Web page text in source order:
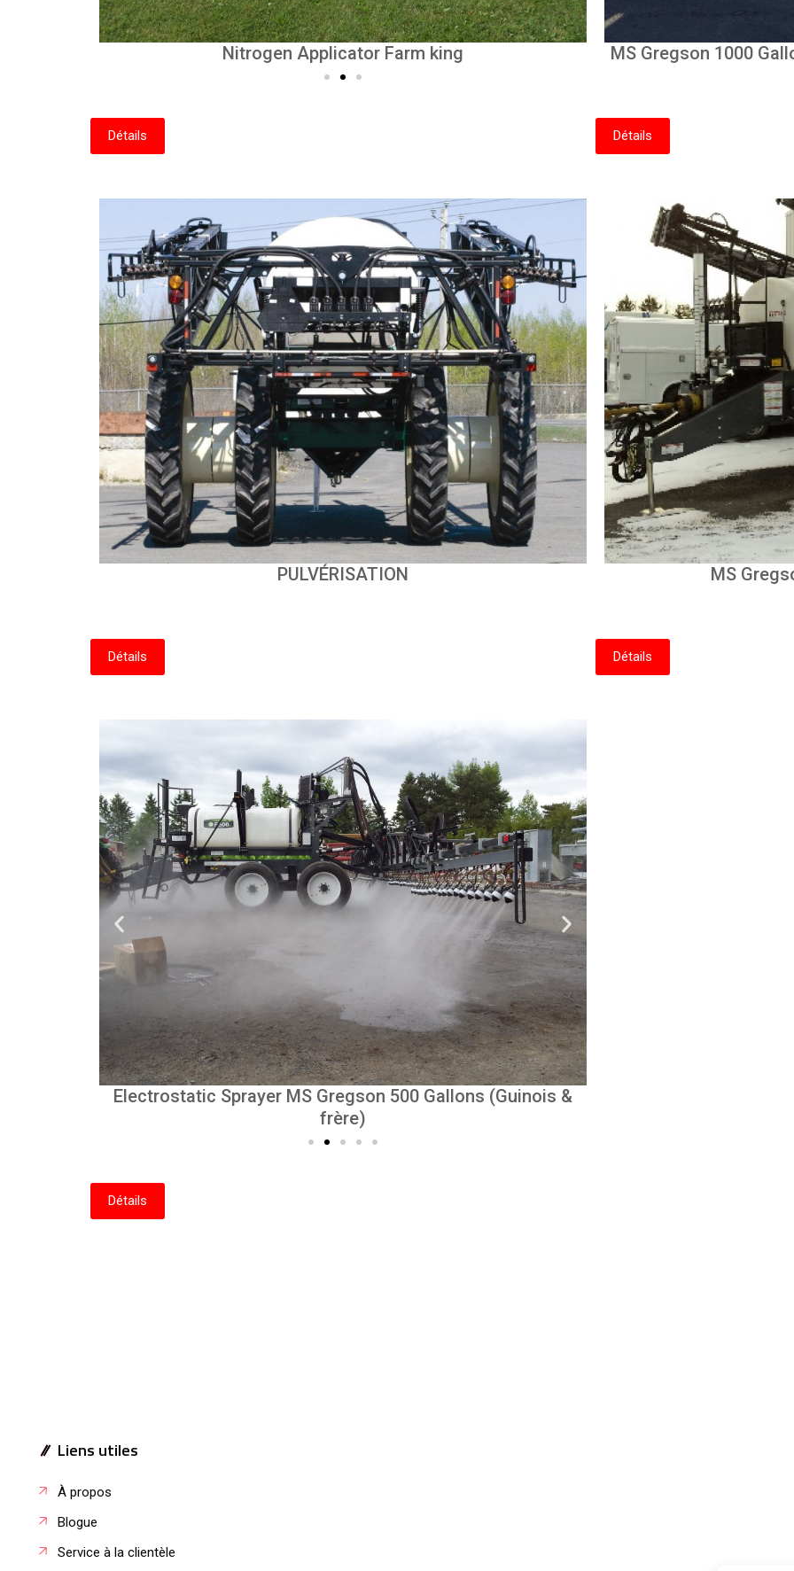
Nitrogen Applicator Farm king Nitrogen
Détails
MS Gregson 1000 Gallons Sprayer (Maraicher J.P.L. Guérin) MS Gregson 1000
Détails
PULVÉRISATION
Détails
MS
Détails
Electrostatic Sprayer MS Gregson 500 Gallons (Guinois &
frère)
Détails
Liens utiles
À propos
Blogue
Service à la clientèle